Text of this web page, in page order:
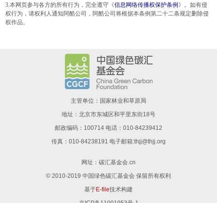
3.本网页参与各方的所有行为，完全遵守《信息网络传播权保护条例 》。如有侵
权行为，请权利人通知阿酷公司，阿酷公司将根据本条例第二十二条规定删除侵
权作品。
主管单位：国家林业和草原局
地址：北京市东城区和平里东街18号
邮政编码：100714 电话：010-84239412
传真：010-84238191 电子邮箱:thjj@thjj.org
网址： 碳汇基金会.cn
© 2010-2019 中国绿色碳汇基金会 保留所有权利
基于E-file技术构建